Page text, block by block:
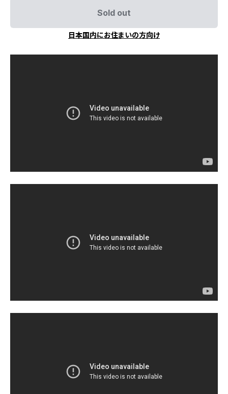
Sold out
日本国内にお住まいの方向け